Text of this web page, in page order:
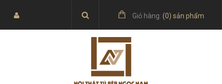
Giỏ hàng: (0) sản phẩm